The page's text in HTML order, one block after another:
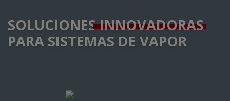
SOLUCIONESINNOVADORAS
PARA SISTEMAS DE VAPOR